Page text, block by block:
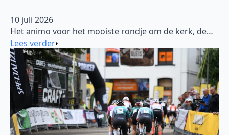
10 juli 2026
Het animo voor het mooiste rondje om de kerk, de…
Lees verder